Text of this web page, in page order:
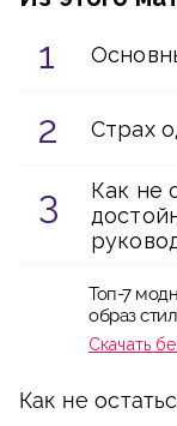
Страх
Как не
Топ-7
образ
Скачать
Как не